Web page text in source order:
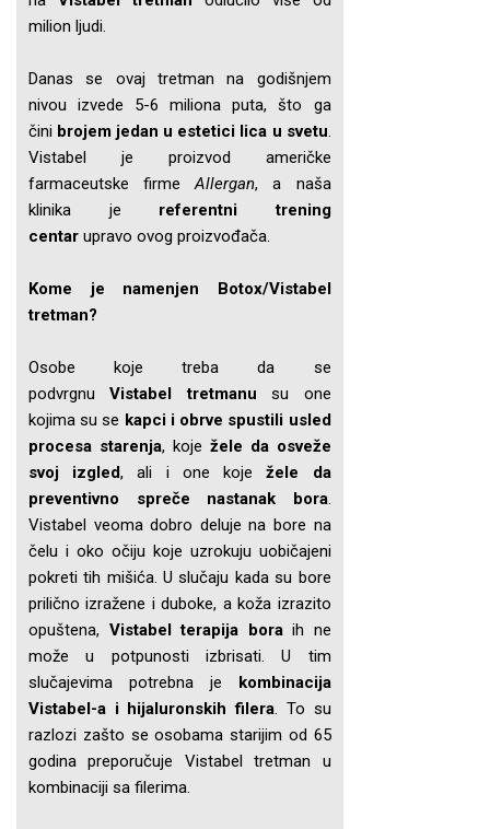
milion ljudi.
Danas se ovaj tretman na godišnjem
nivou izvede 5-6 miliona puta, što ga
čini brojem jedan u estetici lica u svetu.
Vistabel je proizvod američke
farmaceutske firmeAllergan, a naša
klinika je referentni trening
centar upravo ovog proizvođača.
Kome je namenjen Botox/Vistabel
tretman?
Osobe koje treba da se
podvrgnuVistabel tretmanu su one
kojima su se kapci i obrve spustili usled
procesa starenja, koje žele da osveže
svoj izgled, ali i one koježele da
preventivno spreče nastanak bora.
Vistabel veoma dobro deluje na bore na
čelu i oko očiju koje uzrokuju uobičajeni
pokreti tih mišića. U slučaju kada su bore
prilično izražene i duboke, a koža izrazito
opuštena, Vistabel terapija boraih ne
može u potpunosti izbrisati. U tim
slučajevima potrebna je kombinacija
Vistabel-a i hijaluronskih filera. To su
razlozi zašto se osobama starijim od 65
godina preporučuje Vistabel tretman u
kombinaciji sa filerima.